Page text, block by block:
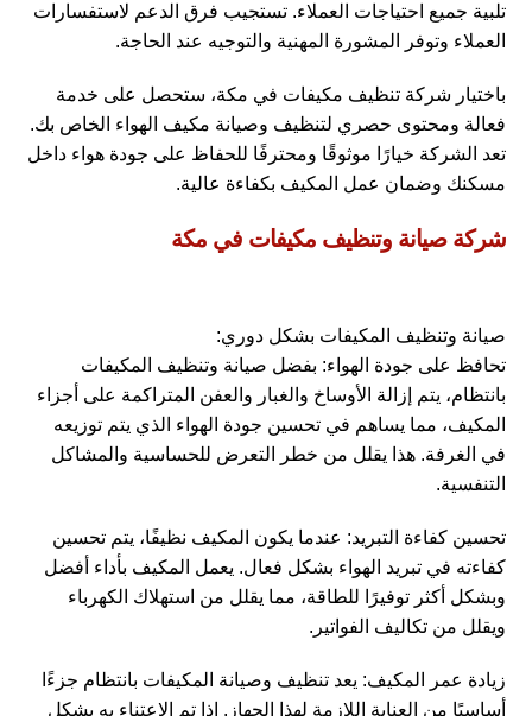
تلبية جميع احتياجات العملاء. تستجيب فرق الدعم لاستفسارات
العملاء وتوفر المشورة المهنية والتوجيه عند الحاجة.
باختيار شركة تنظيف مكيفات في مكة، ستحصل على خدمة
فعالة ومحتوى حصري لتنظيف وصيانة مكيف الهواء الخاص بك.
تعد الشركة خيارًا موثوقًا ومحترفًا للحفاظ على جودة هواء داخل
مسكنك وضمان عمل المكيف بكفاءة عالية.
شركة صيانة وتنظيف مكيفات في مكة
صيانة وتنظيف المكيفات بشكل دوري:
تحافظ على جودة الهواء: بفضل صيانة وتنظيف المكيفات
بانتظام، يتم إزالة الأوساخ والغبار والعفن المتراكمة على أجزاء
المكيف، مما يساهم في تحسين جودة الهواء الذي يتم توزيعه
في الغرفة. هذا يقلل من خطر التعرض للحساسية والمشاكل
التنفسية.
تحسين كفاءة التبريد: عندما يكون المكيف نظيفًا، يتم تحسين
كفاءته في تبريد الهواء بشكل فعال. يعمل المكيف بأداء أفضل
وبشكل أكثر توفيرًا للطاقة، مما يقلل من استهلاك الكهرباء
ويقلل من تكاليف الفواتير.
زيادة عمر المكيف: يعد تنظيف وصيانة المكيفات بانتظام جزءًا
أساسيًا من العناية اللازمة لهذا الجهاز. إذا تم الاعتناء به بشكل